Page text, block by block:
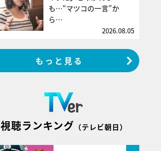
も…“マツコの一言”か
ら…
2026.08.05
もっと見る
視聴ランキング （テレビ朝日）